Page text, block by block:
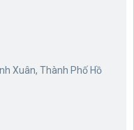
Xuân, Thành Phố Hồ